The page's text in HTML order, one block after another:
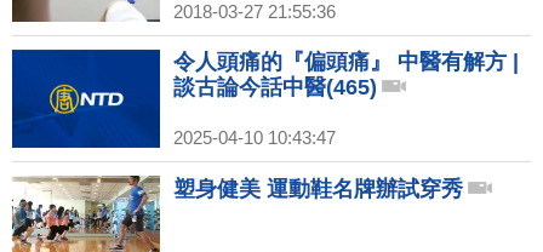
2018-03-27 21:55:36
令人頭痛的『偏頭痛』 中醫有解方 |
談古論今話中醫(465)
2025-04-10 10:43:47
塑身健美 運動鞋名牌辦試穿秀